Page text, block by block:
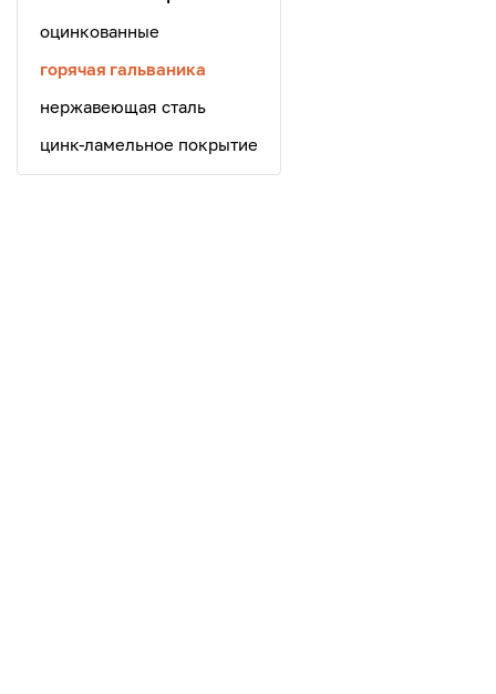
оцинкованные
горячая гальваника
нержавеющая сталь
цинк-ламельное покрытие